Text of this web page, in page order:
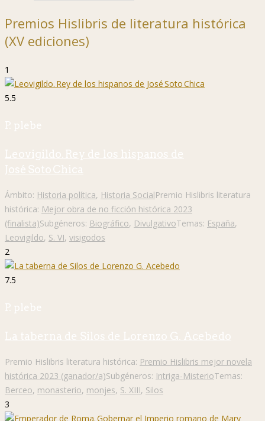
Premios Hislibris de literatura histórica
(XV ediciones)
1
5.5
P. plebe
Leovigildo. Rey de los hispanos de
José Soto Chica
Ámbito: Historia política, Historia SocialPremio Hislibris literatura
histórica: Mejor obra de no ficción histórica 2023
(finalista)Subgéneros: Biográfico, DivulgativoTemas: España,
Leovigildo, S. VI, visigodos
2
7.5
P. plebe
La taberna de Silos de Lorenzo G. Acebedo
Premio Hislibris literatura histórica: Premio Hislibris mejor novela
histórica 2023 (ganador/a)Subgéneros: Intriga-MisterioTemas:
Berceo, monasterio, monjes, S. XIII, Silos
3